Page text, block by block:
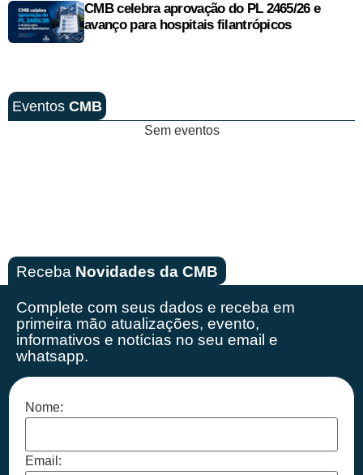
CMB celebra aprovação do PL 2465/26 e
avanço para hospitais filantrópicos
Eventos CMB
Sem eventos
Receba Novidades da CMB
Complete com seus dados e receba em
primeira mão atualizações, evento,
informativos e notícias no seu email e
whatsapp.
Nome:
Email: